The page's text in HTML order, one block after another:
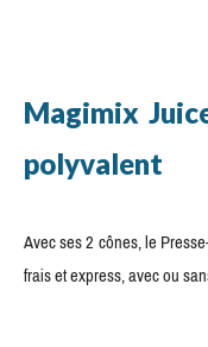
Magimix
polyvalent
Avec ses 2 cônes, le
frais et express, avec ou